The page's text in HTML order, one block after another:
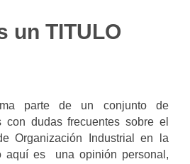
un TITULO
parte de un conjunto de
con dudas frecuentes sobre el
Organización Industrial en la
aquí es una opinión personal,